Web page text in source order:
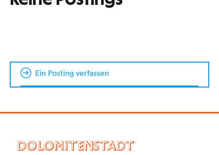
Ein Posting verfassen
DOLOMITENSTADT